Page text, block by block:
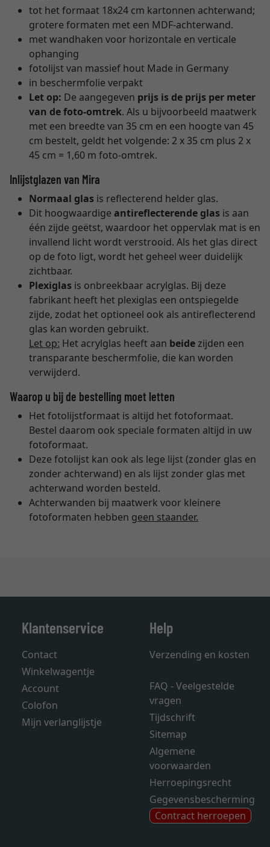
tot het formaat 18x24 cm kartonnen achterwand;
grotere formaten met een MDF-achterwand.
met wandhaken voor horizontale en verticale
ophanging
fotolijst van massief hout Made in Germany
in beschermfolie verpakt
Let op: De aangegeven prijs is de prijs per meter
van de foto-omtrek. Als u bijvoorbeeld maatwerk
met een breedte van 35 cm en een hoogte van 45
cm bestelt, geldt het volgende: 2 x 35 cm plus 2 x
45 cm = 1,60 m foto-omtrek.
Inlijstglazen van Mira
Normaal glas is reflecterend helder glas.
Dit hoogwaardige antireflecterende glas is aan
één zijde geëtst, waardoor het oppervlak mat is en
invallend licht wordt verstrooid. Als het glas direct
op de foto ligt, wordt het geheel weer duidelijk
zichtbaar.
Plexiglas is onbreekbaar acrylglas. Bij deze
fabrikant heeft het plexiglas een ontspiegelde
zijde, zodat het optioneel ook als antireflecterend
glas kan worden gebruikt.
Let op: Het acrylglas heeft aan beidezijden een
transparante beschermfolie, die kan worden
verwijderd.
Waarop u bij de bestelling moet letten
Het fotolijstformaat is altijd het fotoformaat.
Bestel daarom ook speciale formaten altijd in uw
fotoformaat.
Deze fotolijst kan ook als lege lijst (zonder glas en
zonder achterwand) en als lijst zonder glas met
achterwand worden besteld.
Achterwanden bij maatwerk voor kleinere
fotoformaten hebben geen staander.
Klantenservice
Contact
Winkelwagentje
Account
Colofon
Mijn verlanglijstje
Help
Verzending en kosten
FAQ - Veelgestelde
vragen
Tijdschrift
Sitemap
Algemene
voorwaarden
Herroepingsrecht
Gegevensbescherming
Contract herroepen